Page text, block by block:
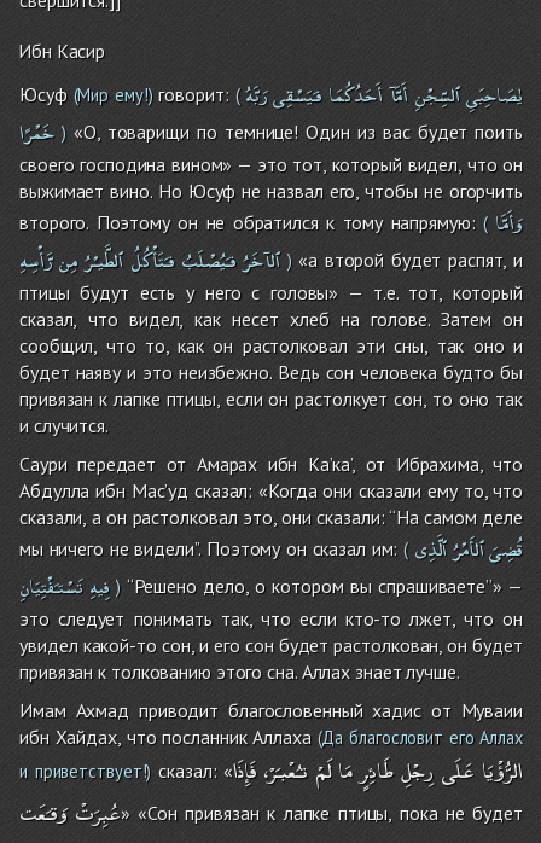
Ибн Касир
Юсуф(Мир ему!)говорит:( يٰصَاحِبَىِٱلسِّجْنِأَمَّآأَحَدُكُمَافـَيَسْقِىرَبَّهُ
خَمْرًا)«О, товарищи по темнице! Один из вас будет поить
своего господина вином» — это тот, который видел, что он
выжимает вино. Но Юсуф не назвал его, чтобы не огорчить
второго. Поэтому он не обратился к тому напрямую:( وَأَمَّا
ٱلآخَرُفـَيُصْلَبُفـَتَأْكُلُ ٱلطَّيـْرُمِنرَّأْسِهِ )«а второй будет распят, и
птицы будут есть у него с головы» — т.е. тот, который
сказал, что видел, как несет хлеб на голове. Затем он
сообщил, что то, как он растолковал эти сны, так оно и
будет наяву и это неизбежно. Ведь сон человека будто бы
привязан к лапке птицы, если он растолкует сон, то оно так
и случится.
Саури передает от Амарах ибн Ка’ка’, от Ибрахима, что
Абдулла ибн Мас’уд сказал: «Когда они сказали ему то, что
сказали, а он растолковал это, они сказали: ‘‘На самом деле
мы ничего не видели’’. Поэтому он сказал им: ( قُضِىَٱلأَمْرُٱلَّذِى
فِيهِتَسْتـَفْتِيَانِ ) ‘‘Решено дело, о котором вы спрашиваете’’» —
это следует понимать так, что если кто-то лжет, что он
увидел какой-то сон, и его сон будет растолкован, он будет
привязан к толкованию этого сна. Аллах знает лучше.
Имам Ахмад приводит благословенный хадис от Муваии
ибн Хайдах, что посланник Аллаха(Да благословит его Аллах
и приветствует!) сказал: « الرُّؤْيَا عَلَىرِجْلِطَائِرٍمَالَمْتـُعْبـَرْ،فَإِذَا
عُبِرَتْ وَقـَعَت
» «Сон привязан к лапке птицы, пока не будет